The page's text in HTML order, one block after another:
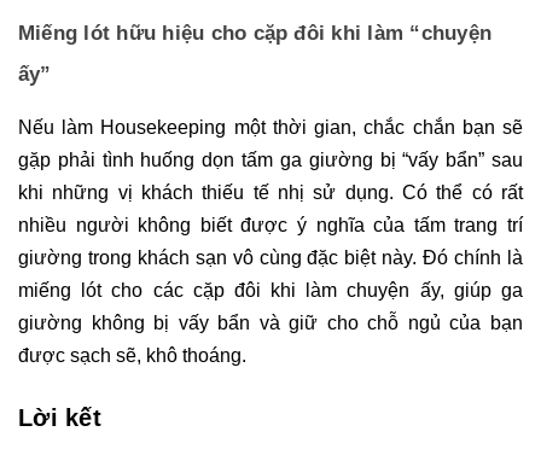
Miếng lót hữu hiệu cho cặp đôi khi làm “chuyện
ấy”
Nếu làm Housekeeping một thời gian, chắc chắn bạn sẽ
gặp phải tình huống dọn tấm ga giường bị “vấy bẩn” sau
khi những vị khách thiếu tế nhị sử dụng. Có thể có rất
nhiều người không biết được ý nghĩa của tấm trang trí
giường trong khách sạn vô cùng đặc biệt này. Đó chính là
miếng lót cho các cặp đôi khi làm chuyện ấy, giúp ga
giường không bị vấy bẩn và giữ cho chỗ ngủ của bạn
được sạch sẽ, khô thoáng.
Lời kết